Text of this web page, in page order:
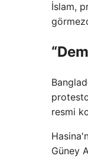
İslam,
resmi
Güney